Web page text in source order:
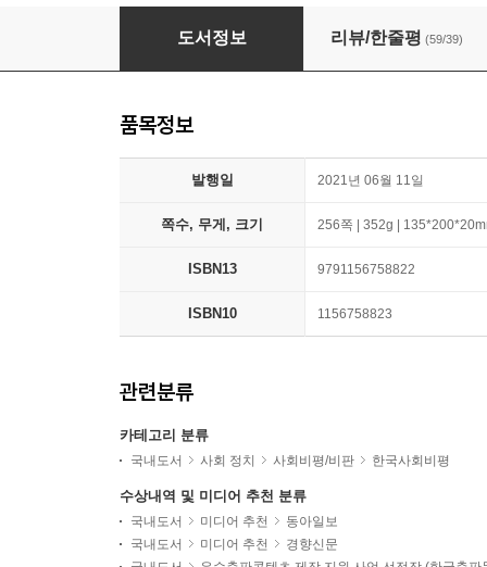
저는 삼풍 생존자입니다
도서정보 리뷰/한줄평 (59/39)
품목정보
발행일 2021년 06월 11일
쪽수, 무게, 크기 256쪽 | 352g |
ISBN13 9791156758822
ISBN10 1156758823
관련분류
카테고리 분류
국내도서 사회 정치 사회비평/비판 한국사회비평
수상내역 및 미디어 추천 분류
국내도서 미디어 추천
동아일보
국내도서
미디어 추천
경향신문